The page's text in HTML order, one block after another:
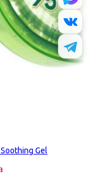
Gel